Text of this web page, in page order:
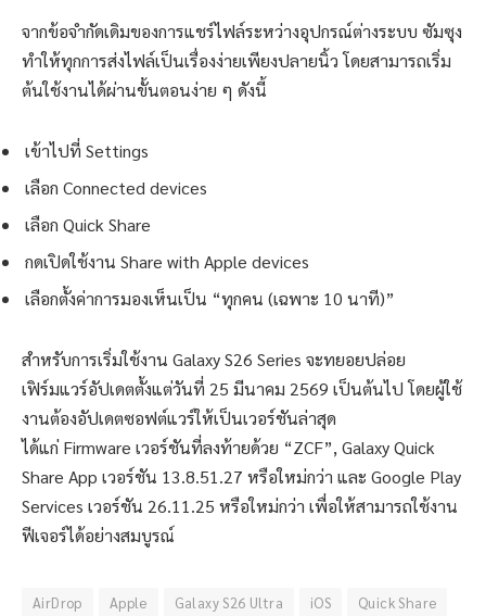
จากข้อจำกัดเดิมของการแชร์ไฟล์ระหว่างอุปกรณ์ต่างระบบ ซัมซุง
ทำให้ทุกการส่งไฟล์เป็นเรื่องง่ายเพียงปลายนิ้ว โดยสามารถเริ่ม
ต้นใช้งานได้ผ่านขั้นตอนง่าย ๆ ดังนี้
เข้าไปที่ Settings
เลือก Connected devices
เลือก Quick Share
กดเปิดใช้งาน Share with Apple devices
เลือกตั้งค่าการมองเห็นเป็น “ทุกคน (เฉพาะ 10 นาที)”
สำหรับการเริ่มใช้งาน Galaxy S26 Series จะทยอยปล่อย
เฟิร์มแวร์อัปเดตตั้งแต่วันที่ 25 มีนาคม 2569 เป็นต้นไป โดยผู้ใช้
งานต้องอัปเดตซอฟต์แวร์ให้เป็นเวอร์ชันล่าสุด
ได้แก่ Firmware เวอร์ชันที่ลงท้ายด้วย “ZCF”, Galaxy Quick
Share App เวอร์ชัน 13.8.51.27 หรือใหม่กว่า และ Google Play
Services เวอร์ชัน 26.11.25 หรือใหม่กว่า เพื่อให้สามารถใช้งาน
ฟีเจอร์ได้อย่างสมบูรณ์
AirDrop Apple Galaxy S26 Ultra iOS Quick Share